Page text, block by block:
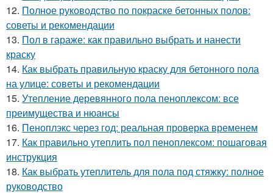
12. Полное руководство по покраске бетонных полов:
советы и рекомендации
13. Пол в гараже: как правильно выбрать и нанести
краску
14. Как выбрать правильную краску для бетонного пола
на улице: советы и рекомендации
15. Утепление деревянного пола пеноплексом: все
преимущества и нюансы
16. Пеноплэкс через год: реальная проверка временем
17. Как правильно утеплить пол пеноплексом: пошаговая
инструкция
18. Как выбрать утеплитель для пола под стяжку: полное
руководство